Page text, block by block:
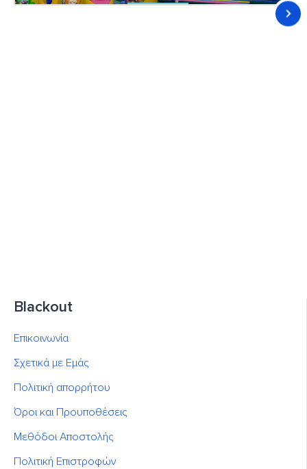
Blackout
Επικοινωνία
Σχετικά με Εμάς
Πολιτική απορρήτου
Όροι και Προυποθέσεις
Μεθόδοι Αποστολής
Πολιτική Επιστροφών